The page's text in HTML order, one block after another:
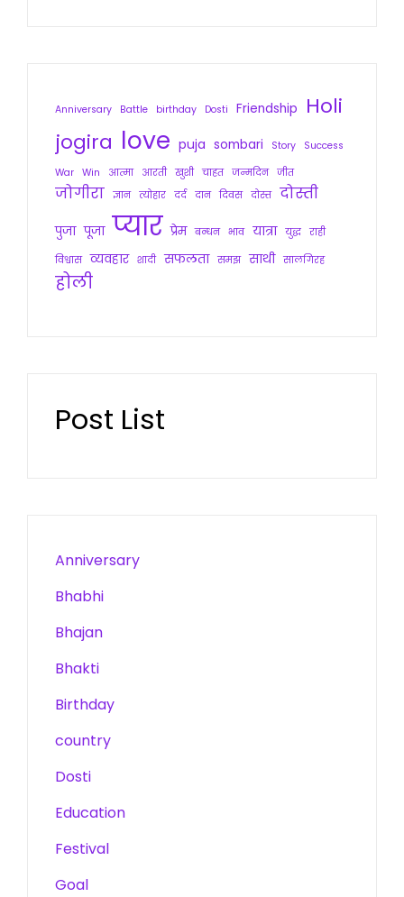
Anniversary Battle birthday Dosti Friendship
Holi
jogira love puja sombari Story
Success
War Win आत्मा आरती खुशी चाहत जन्मदिन जीत
जोगीरा ज्ञान त्योहार दर्द दान दिवस दोस्त दोस्ती
पुजा पूजा प्यार प्रेम बन्धन भाव यात्रा युद्ध राही
विश्वास व्यवहार शादी सफलता समझ साथी सालगिरह
होली
Post List
Anniversary
Bhabhi
Bhajan
Bhakti
Birthday
country
Dosti
Education
Festival
Goal